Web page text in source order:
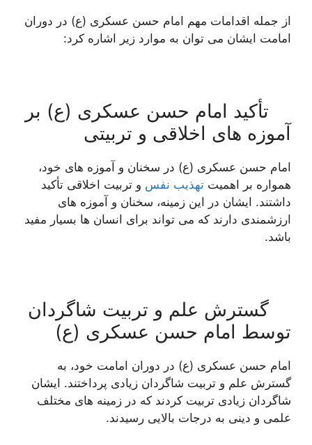
از جمله اقدامات مهم امام حسن عسکری (ع) در دوران
امامت ایشان می توان به موارد زیر اشاره کرد:
تأکید امام حسن عسکری (ع) بر
آموزه های اخلاقی و تربیتی
امام حسن عسکری (ع) در سخنان و آموزه های خود،
همواره بر اهمیت تهذیب نفس و تربیت اخلاقی تأکید
داشتند. ایشان در این زمینه، سخنان و آموزه های
ارزشمندی دارند که می تواند برای انسان ها بسیار مفید
باشد.
گسترش علم و تربیت شاگردان
توسط امام حسن عسکری (ع)
امام حسن عسکری (ع) در دوران امامت خود، به
گسترش علم و تربیت شاگردان زیادی پرداختند. ایشان
شاگردان زیادی تربیت کردند که در زمینه های مختلف
علمی و دینی به درجات بالایی رسیدند.